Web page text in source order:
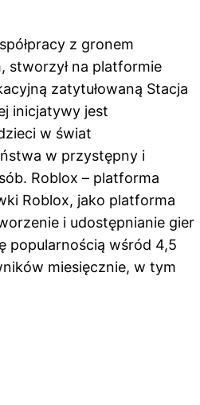
z gronem
stworzył na platformie
zatytułowaną Stacja
inicjatywy jest
w świat
w przystępny i
Roblox – platforma
Roblox, jako platforma
i udostępnianie gier
popularnością wśród 4,5
miesięcznie, w tym